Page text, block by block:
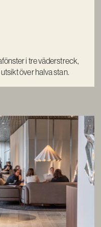
i tre väderstreck,
över halva stan.